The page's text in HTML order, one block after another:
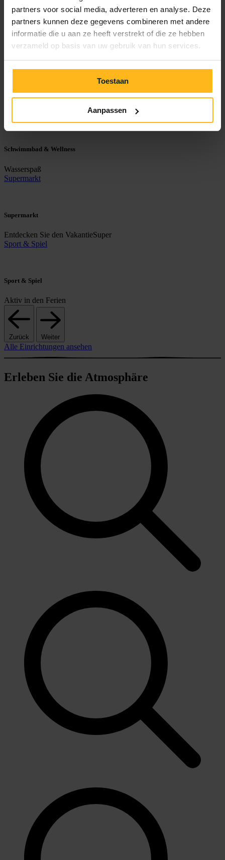
partners voor social media, adverteren en analyse. Deze
partners kunnen deze gegevens combineren met andere
informatie die u aan ze heeft verstrekt of die ze hebben
verzameld op basis van uw gebruik van hun services.
Toestaan
Aanpassen
Essen & Trinken
Ein umfangreiches Angebot
Kids & entertainment
Schwimmbad & Wellness
Wasserspaß
Supermarkt
Supermarkt
Entdecken Sie den VakantieSuper
Sport & Spiel
Sport & Spiel
Aktiv in den Ferien
Zurück Weiter
Alle Einrichtungen ansehen
Erleben Sie die Atmosphäre